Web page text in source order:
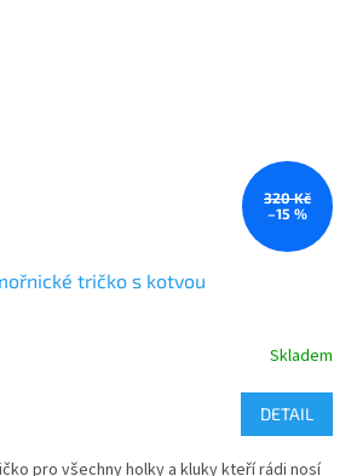
320 Kč
–15 %
tričko s kotvou
Skladem
DETAIL
pro všechny holky a kluky kteří rádi nosí